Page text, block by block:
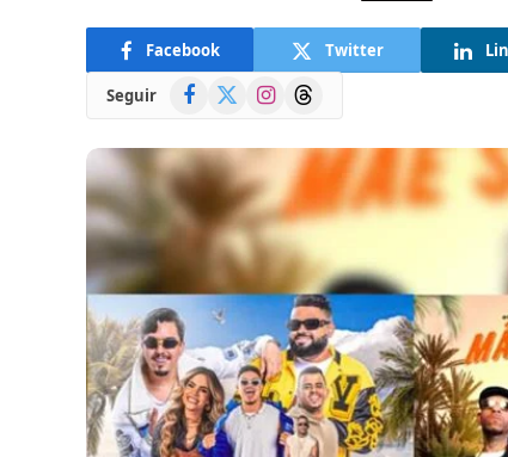
Facebook Twitter
Seguir Facebook
(Twitter)
InstagramThreads